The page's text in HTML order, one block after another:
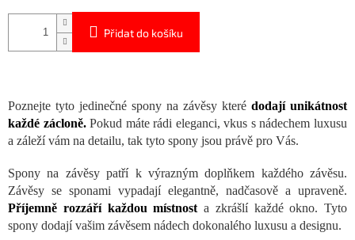
Přidat do košíku
Poznejte tyto jedinečné spony na závěsy které dodají unikátnost
každé zácloně.Pokud máte rádi eleganci, vkus s nádechem luxusu
a záleží vám na detailu, tak tyto spony jsou právě pro Vás.
Spony na závěsy patří k výrazným doplňkem každého závěsu.
Závěsy se sponami vypadají elegantně, nadčasově a upraveně.
Příjemně rozzáří každou místnost a zkrášlí každé okno. Tyto
spony dodají vašim závěsem nádech dokonalého luxusu a designu.